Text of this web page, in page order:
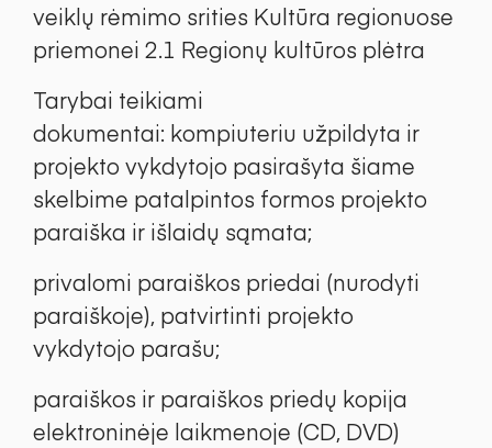
veiklų rėmimo srities Kultūra regionuose
priemonei 2.1 Regionų kultūros plėtra
Tarybai teikiami
dokumentai: kompiuteriu užpildyta ir
projekto vykdytojo pasirašyta šiame
skelbime patalpintos formos projekto
paraiška ir išlaidų sąmata;
privalomi paraiškos priedai (nurodyti
paraiškoje), patvirtinti projekto
vykdytojo parašu;
paraiškos ir paraiškos priedų kopija
elektroninėje laikmenoje (CD, DVD)